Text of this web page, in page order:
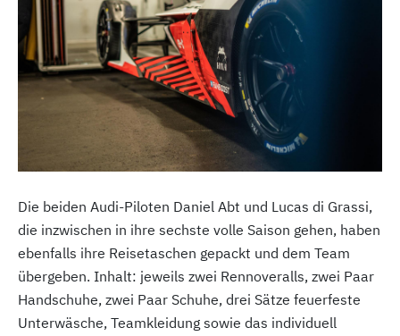
Die beiden Audi-Piloten Daniel Abt und Lucas di Grassi,
die inzwischen in ihre sechste volle Saison gehen, haben
ebenfalls ihre Reisetaschen gepackt und dem Team
übergeben. Inhalt: jeweils zwei Rennoveralls, zwei Paar
Handschuhe, zwei Paar Schuhe, drei Sätze feuerfeste
Unterwäsche, Teamkleidung sowie das individuell